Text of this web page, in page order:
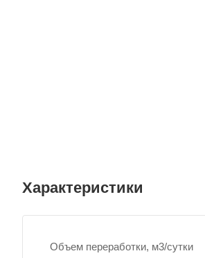
Характеристики
Объем переработки, м3/сутки